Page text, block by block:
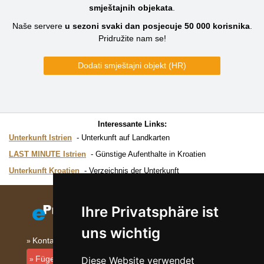
Ihre Privatsphäre ist
uns wichtig
Diese Website verwendet
smještajnih objekata
Naše servere u sezoni svaki dan posjecuje 50 000korisnika.
Pridružite nam se!
Dodati smještajni objekt (HR)
Interessante Links:
Unterkunft Istrien
Unterkunft auf Landkarten
LAST MINUTE Istrien
Günstige Aufenthalte in Kroatien
Unterkunft Kroatien
Verzeichnis der Unterkunft
Kontakt
Fügen Sie Ihre Unterkunft hinzu